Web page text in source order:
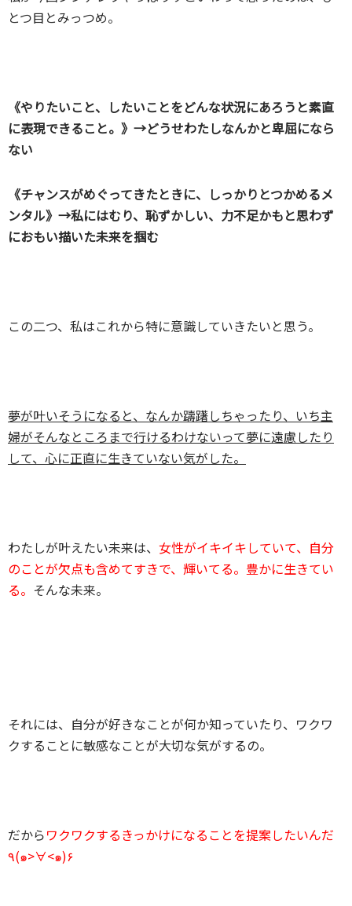
とつ目とみっつめ。
《やりたいこと、したいことをどんな状況にあろうと素直
に表現できること。》→どうせわたしなんかと卑屈になら
ない
《チャンスがめぐってきたときに、しっかりとつかめるメ
ンタル》→私にはむり、恥ずかしい、力不足かもと思わず
におもい描いた未来を掴む
この二つ、私はこれから特に意識していきたいと思う。
夢が叶いそうになると、なんか躊躇しちゃったり、いち主
婦がそんなところまで行けるわけないって夢に遠慮したり
して、心に正直に生きていない気がした。
わたしが叶えたい未来は、 女性がイキイキしていて、自分
のことが欠点も含めてすきで、輝いてる。豊かに生きてい
る。 そんな未来。
それには、自分が好きなことが何か知っていたり、ワクワ
クすることに敏感なことが大切な気がするの。
だからワクワクするきっかけになることを提案したいんだ
٩(๑>∀<๑)۶